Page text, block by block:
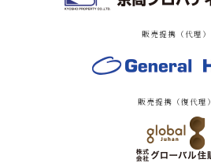
販売提携（代理）
販売提携（復代理）